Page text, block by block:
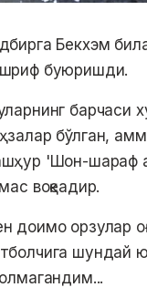
Бекхэм
буюришди.
барчаси
бўлган,
'Шон-шараф
воқеадир.
доимо орзулар
шундай